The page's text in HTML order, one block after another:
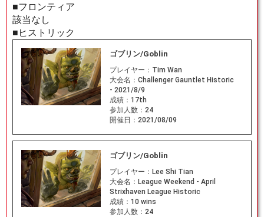
■フロンティア
該当なし
■ヒストリック
ゴブリン/Goblin
プレイヤー： Tim Wan
大会名： Challenger Gauntlet Historic
- 2021/8/9
成績： 17th
参加人数： 24
開催日： 2021/08/09
ゴブリン/Goblin
プレイヤー： Lee Shi Tian
大会名： League Weekend - April
Strixhaven League Historic
成績： 10 wins
参加人数： 24